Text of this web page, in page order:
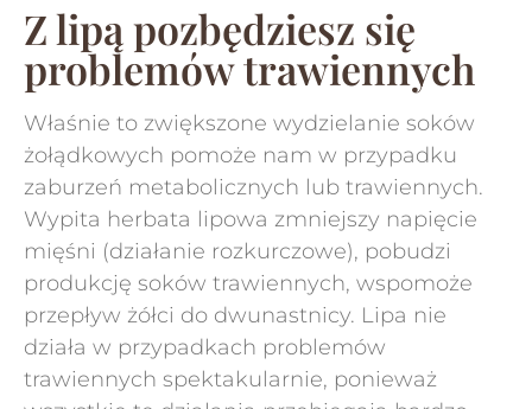
Z lipą pozbędziesz się
problemów trawiennych
Właśnie to zwiększone wydzielanie soków
żołądkowych pomoże nam w przypadku
zaburzeń metabolicznych lub trawiennych.
Wypita herbata lipowa zmniejszy napięcie
mięśni (działanie rozkurczowe), pobudzi
produkcję soków trawiennych, wspomoże
przepływ żółci do dwunastnicy. Lipa nie
działa w przypadkach problemów
trawiennych spektakularnie, ponieważ